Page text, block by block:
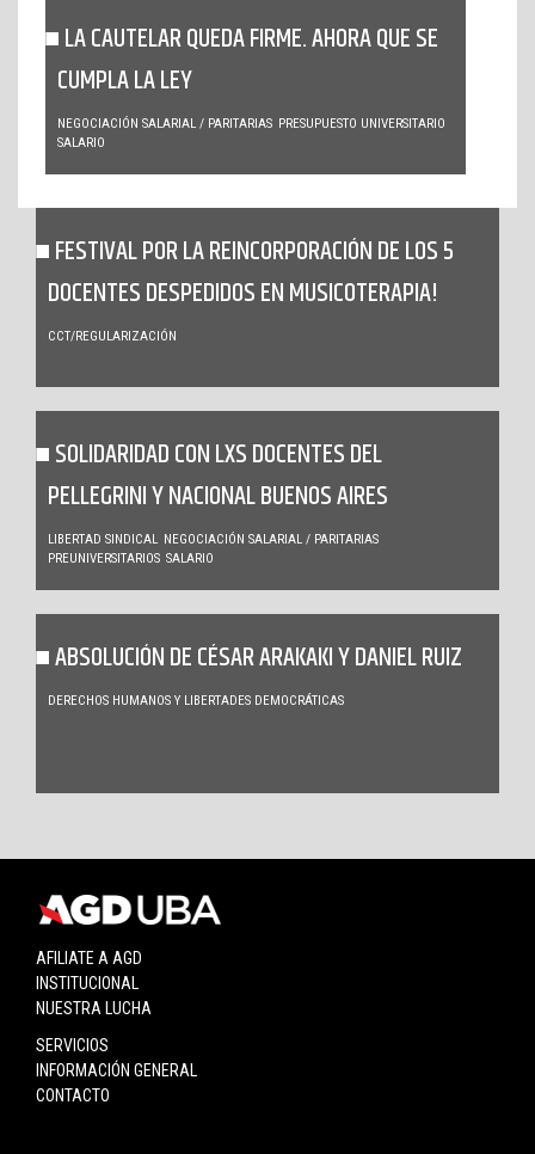
LA CAUTELAR QUEDA FIRME. AHORA QUE SE
CUMPLA LA LEY
NEGOCIACIÓN SALARIAL / PARITARIAS PRESUPUESTO UNIVERSITARIO
SALARIO
FESTIVAL POR LA REINCORPORACIÓN DE LOS 5
DOCENTES DESPEDIDOS EN MUSICOTERAPIA!
CCT/REGULARIZACIÓN
SOLIDARIDAD CON LXS DOCENTES DEL
PELLEGRINI Y NACIONAL BUENOS AIRES
LIBERTAD SINDICAL
NEGOCIACIÓN SALARIAL / PARITARIAS
PREUNIVERSITARIOS SALARIO
ABSOLUCIÓN DE CÉSAR ARAKAKI Y DANIEL RUIZ
DERECHOS HUMANOS Y LIBERTADES DEMOCRÁTICAS
AFILIATE A AGD
INSTITUCIONAL
NUESTRA LUCHA
SERVICIOS
INFORMACIÓN GENERAL
CONTACTO